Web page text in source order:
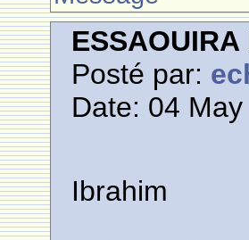
Posté par:
Date: 04
Ibrahim